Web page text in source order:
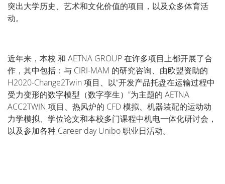
突出大学历史、艺术和文化价值的项目，以及众多体育活
动。
近年来，本校 和 AETNA GROUP在许多项目上都开展了合
作，其中包括：与 CIRI-MAM 的研究咨询、由欧盟资助的
H2020-Change2Twin 项目、以“开发产品托盘在运输过程中
受力变形的数字模型（数字孪生）”为主题的 AETNA
ACC2TWIN 项目、热风炉的 CFD模拟、机器装配的运动动
力学模拟、学位论文和本校多门课程中机电一体化研讨会，
以及参加各种 Career day Unibo职业日活动。